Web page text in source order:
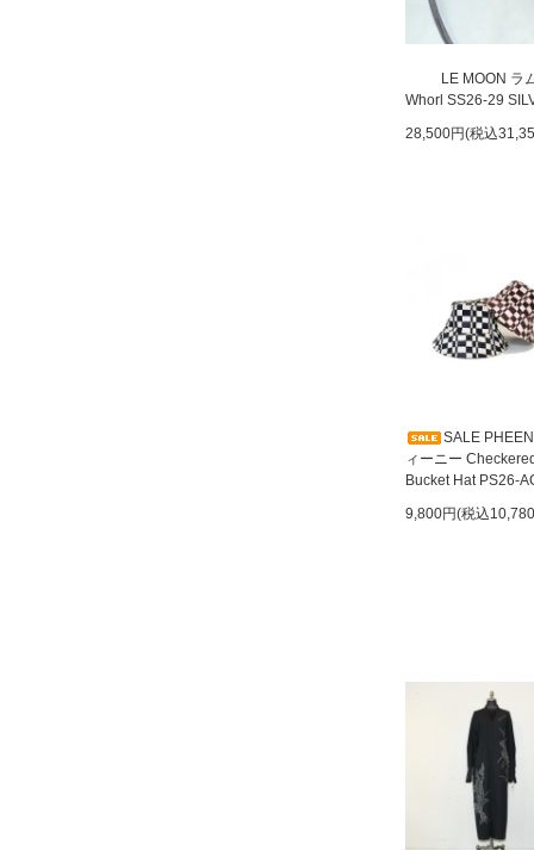
LE MOON ラ
Whorl SS26-29
28,500円(税込
SALE
ィーニー
Bucket Hat PS26-
9,800円(税込